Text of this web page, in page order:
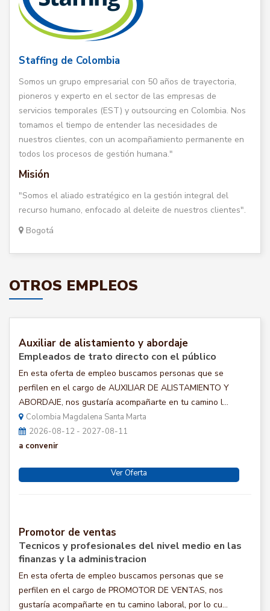
Staffing de Colombia
Somos un grupo empresarial con 50 años de trayectoria,
pioneros y experto en el sector de las empresas de
servicios temporales (EST) y outsourcing en Colombia. Nos
tomamos el tiempo de entender las necesidades de
nuestros clientes, con un acompañamiento permanente en
todos los procesos de gestión humana."
Misión
"Somos el aliado estratégico en la gestión integral del
recurso humano, enfocado al deleite de nuestros clientes".
Bogotá
OTROS EMPLEOS
Auxiliar de alistamiento y abordaje
Empleados de trato directo con el público
En esta oferta de empleo buscamos personas que se
perfilen en el cargo de AUXILIAR DE ALISTAMIENTO Y
ABORDAJE, nos gustaría acompañarte en tu camino l...
Colombia Magdalena Santa Marta
2026-08-12 - 2027-08-11
a convenir
Ver Oferta
Promotor de ventas
Tecnicos y profesionales del nivel medio en las
finanzas y la administracion
En esta oferta de empleo buscamos personas que se
perfilen en el cargo de PROMOTOR DE VENTAS, nos
gustaría acompañarte en tu camino laboral, por lo cu...